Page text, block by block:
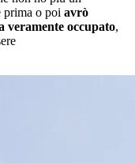
prima o poi avrò
veramente occupato,